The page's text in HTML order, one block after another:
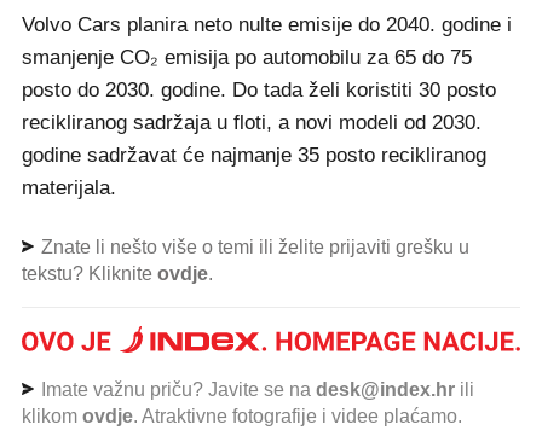
Volvo Cars planira neto nulte emisije do 2040. godine i
smanjenje CO₂ emisija po automobilu za 65 do 75
posto do 2030. godine. Do tada želi koristiti 30 posto
recikliranog sadržaja u floti, a novi modeli od 2030.
godine sadržavat će najmanje 35 posto recikliranog
materijala.
Znate li nešto više o temi ili želite prijaviti grešku u
tekstu? Kliknite ovdje.
Imate važnu priču? Javite se na desk@index.hr ili
klikom ovdje. Atraktivne fotografije i videe plaćamo.